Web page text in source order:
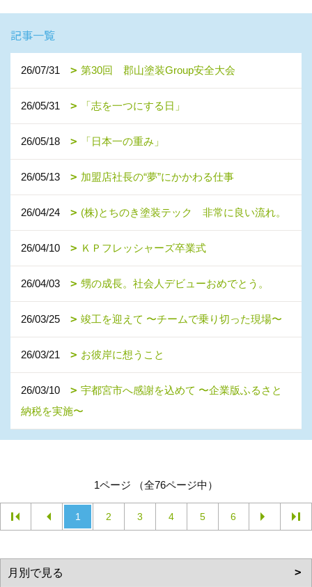
記事一覧
26/07/31 第30回 郡山塗装Group安全大会
26/05/31 「志を一つにする日」
26/05/18 「日本一の重み」
26/05/13 加盟店社長の“夢”にかかわる仕事
26/04/24 (株)とちのき塗装テック 非常に良い流れ。
26/04/10 ＫＰフレッシャーズ卒業式
26/04/03 甥の成長。社会人デビューおめでとう。
26/03/25 竣工を迎えて 〜チームで乗り切った現場〜
26/03/21 お彼岸に想うこと
26/03/10
宇都宮市へ感謝を込めて 〜企業版ふるさと
納税を実施〜
1ページ （全76ページ中）
1 2 3 4 5 6